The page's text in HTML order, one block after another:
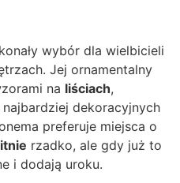
wybór dla wielbicieli
Jej ornamentalny
na liściach,
dekoracyjnych
preferuje miejsca o
rzadko, ale gdy już to
i dodają uroku.